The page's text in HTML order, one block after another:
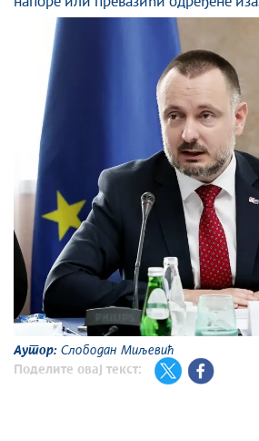
Аутор: Слободан Миљевић
Поделите овај текст: